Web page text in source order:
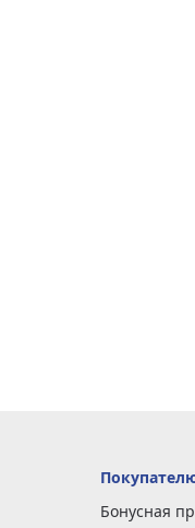
Бонусная